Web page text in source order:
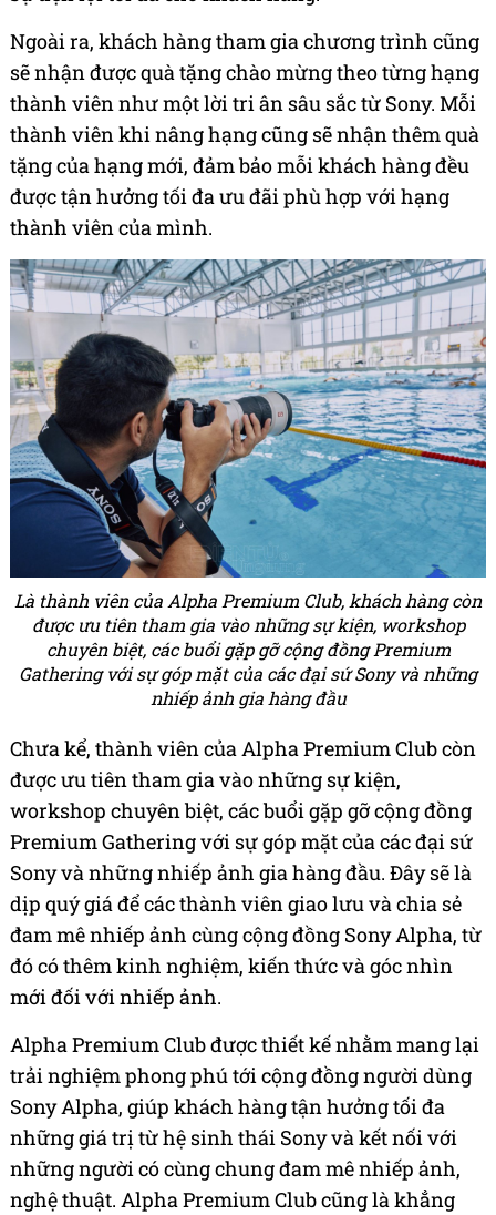
Ngoài ra, khách hàng tham gia chương trình cũng
sẽ nhận được quà tặng chào mừng theo từng hạng
thành viên như một lời tri ân sâu sắc từ Sony. Mỗi
thành viên khi nâng hạng cũng sẽ nhận thêm quà
tặng của hạng mới, đảm bảo mỗi khách hàng đều
được tận hưởng tối đa ưu đãi phù hợp với hạng
thành viên của mình.
Là thành viên của Alpha Premium Club, khách hàng còn
được ưu tiên tham gia vào những sự kiện, workshop
chuyên biệt, các buổi gặp gỡ cộng đồng Premium
Gathering với sự góp mặt của các đại sứ Sony và những
nhiếp ảnh gia hàng đầu
Chưa kể, thành viên của Alpha Premium Club còn
được ưu tiên tham gia vào những sự kiện,
workshop chuyên biệt, các buổi gặp gỡ cộng đồng
Premium Gathering với sự góp mặt của các đại sứ
Sony và những nhiếp ảnh gia hàng đầu. Đây sẽ là
dịp quý giá để các thành viên giao lưu và chia sẻ
đam mê nhiếp ảnh cùng cộng đồng Sony Alpha, từ
đó có thêm kinh nghiệm, kiến thức và góc nhìn
mới đối với nhiếp ảnh.
Alpha Premium Club được thiết kế nhằm mang lại
trải nghiệm phong phú tới cộng đồng người dùng
Sony Alpha, giúp khách hàng tận hưởng tối đa
những giá trị từ hệ sinh thái Sony và kết nối với
những người có cùng chung đam mê nhiếp ảnh,
nghệ thuật. Alpha Premium Club cũng là khẳng